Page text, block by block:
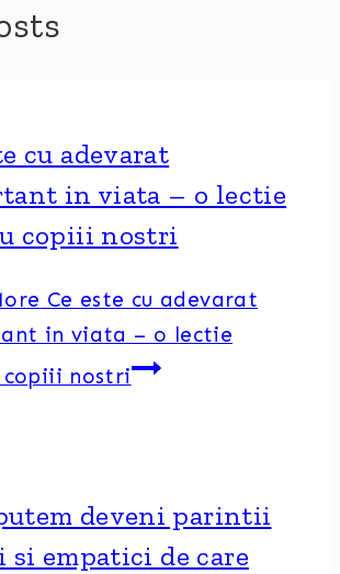
cu adevarat
in viata – o lectie
copiii nostri
Ce este cu adevarat
in viata – o lectie
copiii nostri
deveni parintii
si empatici de care